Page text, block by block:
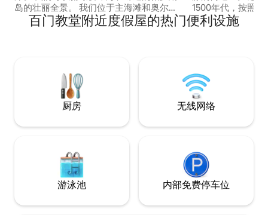
岛的壮丽全景。 我们位于主海滩和奥尔科
斯（Orkos）的小海湾之间。 在欣赏阿里
斯玛丽别墅（Villa Arismari）的美景的同
极简主义建筑。
1500年代，按照
全面翻修，保留了
加了现代风格，为
百门教堂附近度假屋的热门便利设施
厨房 无线网络
游泳池 内部免费停车位